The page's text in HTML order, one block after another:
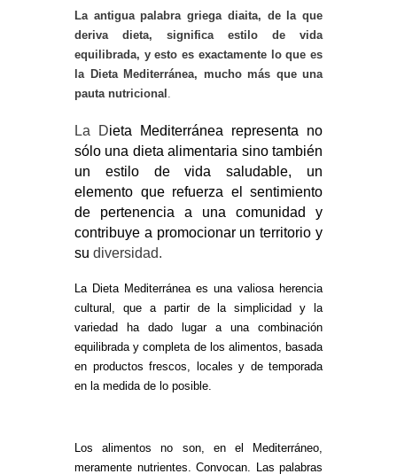
La antigua palabra griega diaita, de la que
deriva dieta, significa estilo de vida
equilibrada, y esto es exactamente lo que es
la Dieta Mediterránea, mucho más que una
pauta nutricional .
La Dieta Mediterránea representa no
sólo una dieta alimentaria sino también
un estilo de vida saludable, un
elemento que refuerza el sentimiento
de pertenencia a una comunidad y
contribuye a promocionar un territorio y
su diversidad.
La Dieta Mediterránea es una valiosa herencia
cultural, que a partir de la simplicidad y la
variedad ha dado lugar a una combinación
equilibrada y completa de los alimentos, basada
en productos frescos, locales y de temporada
en la medida de lo posible.
Los alimentos no son, en el Mediterráneo,
meramente nutrientes. Convocan. Las palabras